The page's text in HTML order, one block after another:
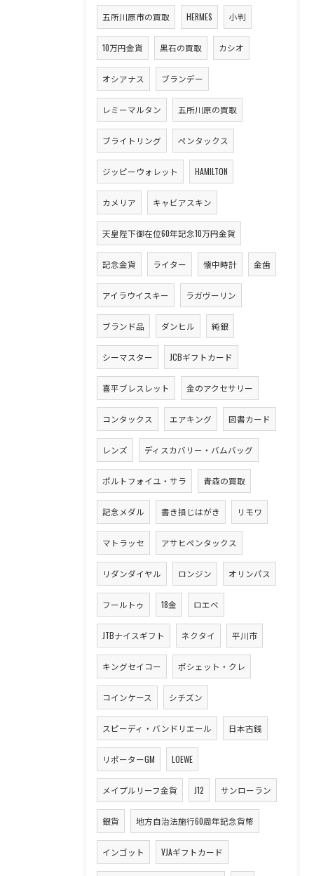
五所川原市の買取 HERMES 小判
10万円金貨 黒石の買取 カシオ
オシアナス ブランデー
レミーマルタン 五所川原の買取
ブライトリング ペンタックス
ジッピーウォレット HAMILTON
カメリア キャビアスキン
天皇陛下御在位60年記念10万円金貨
記念金貨 ライター 懐中時計 金歯
アイラウイスキー ラガヴーリン
ブランド品 ダンヒル 純銀
シーマスター JCBギフトカード
喜平ブレスレット 金のアクセサリー
コンタックス エアキング 図書カード
レンズ ディスカバリー・バムバッグ
ポルトフォイユ・サラ 青森の買取
記念メダル 書き損じはがき リモワ
マトラッセ アサヒペンタックス
リダンダイヤル ロンジン オリンパス
フールトゥ 18金 ロエベ
JTBナイスギフト ネクタイ 平川市
キングセイコー ポシェット・クレ
コインケース シチズン
スピーディ・バンドリエール 日本古銭
リポーターGM LOEWE
メイプルリーフ金貨 J12 サンローラン
銀貨 地方自治法施行60周年記念貨幣
インゴット VJAギフトカード